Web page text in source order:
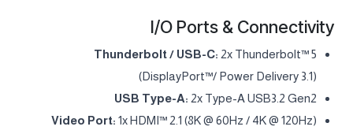
I/O Ports & Connectivity
Thunderbolt / USB-C: 2x Thunderbolt™ 5
(DisplayPort™/ Power Delivery 3.1)
USB Type-A: 2x Type-A USB3.2 Gen2
Video Port: 1x HDMI™ 2.1 (8K @ 60Hz / 4K @ 120Hz)